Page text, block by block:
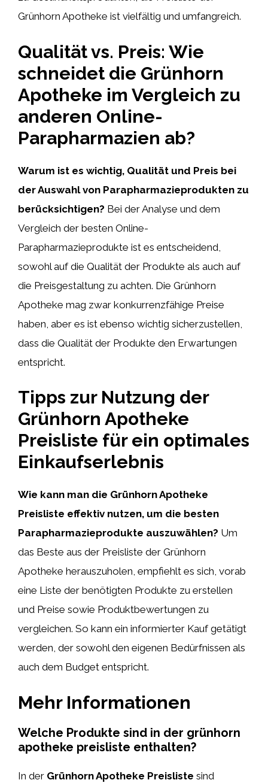
Grünhorn Apotheke ist vielfältig und umfangreich.
Qualität vs. Preis: Wie
schneidet die Grünhorn
Apotheke im Vergleich zu
anderen Online-
Parapharmazien ab?
Warum ist es wichtig, Qualität und Preis bei
der Auswahl von Parapharmazieprodukten zu
berücksichtigen? Bei der Analyse und dem
Vergleich der besten Online-
Parapharmazieprodukte ist es entscheidend,
sowohl auf die Qualität der Produkte als auch auf
die Preisgestaltung zu achten. Die Grünhorn
Apotheke mag zwar konkurrenzfähige Preise
haben, aber es ist ebenso wichtig sicherzustellen,
dass die Qualität der Produkte den Erwartungen
entspricht.
Tipps zur Nutzung der
Grünhorn Apotheke
Preisliste für ein optimales
Einkaufserlebnis
Wie kann man die Grünhorn Apotheke
Preisliste effektiv nutzen, um die besten
Parapharmazieprodukte auszuwählen? Um
das Beste aus der Preisliste der Grünhorn
Apotheke herauszuholen, empfiehlt es sich, vorab
eine Liste der benötigten Produkte zu erstellen
und Preise sowie Produktbewertungen zu
vergleichen. So kann ein informierter Kauf getätigt
werden, der sowohl den eigenen Bedürfnissen als
auch dem Budget entspricht.
Mehr Informationen
Welche Produkte sind in der grünhorn
apotheke preisliste enthalten?
In der Grünhorn Apotheke Preisliste sind